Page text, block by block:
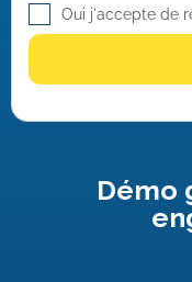
Oui j'accepte de
Démo